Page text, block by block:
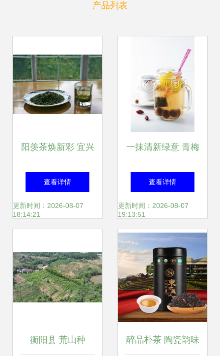
产品列表
阳羡茶焕新彩 宜兴
茗茶斩获国际金奖
查看详情
更新时间：2026-08-07
18:14:21
一抹清新绿意 青梅
绿茶与西餐陶瓷的
雅致碰撞
查看详情
更新时间：2026-08-07
19:13:51
衡阳县 荒山种 醉品朴茶 陶瓷韵味